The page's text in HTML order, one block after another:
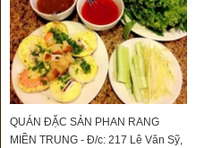
QUÁN ĐẶC SẢN PHAN RANG
MIỀN TRUNG - Đ/c: 217 Lê Văn Sỹ,